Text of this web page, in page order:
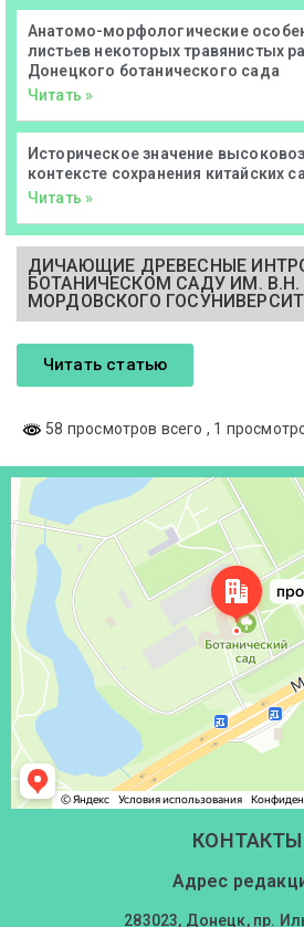
Анатомо-морфологические
листьев некоторых травянистых
Донецкого ботанического сада
Читать »
Историческое значение
контексте сохранения китайских
Читать »
ДИЧАЮЩИЕ ДРЕВЕСНЫЕ
БОТАНИЧЕСКОМ САДУ ИМ.
МОРДОВСКОГО
Читать статью
58 просмотров всего , 1
Донецк
Проспект Ильича, 110 — Яндекс Карты
КОНТАКТЫ
Адрес
283023, Донецк, пр.